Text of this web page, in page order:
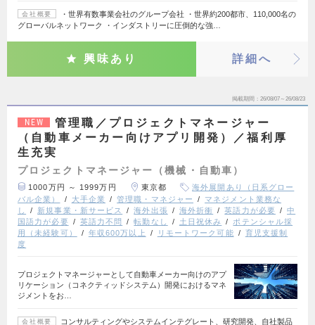
会社概要
・世界有数事業会社のグループ会社 ・世界約200都市、110,000名の
グローバルネットワーク ・インダストリーに圧倒的な強…
興味あり 詳細へ
掲載期間 26/08/07～26/08/23
NEW
管理職／プロジェクトマネージャー
（自動車メーカー向けアプリ開発）／福利厚
生充実
プロジェクトマネージャー（機械・自動車）
1000万円 ～ 1999万円 東京都
海外展開あり（日系グロー
バル企業）
大手企業 管理職・マネジャー
マネジメント業務な
し
新規事業・新サービス 海外出張 海外折衝 英語力が必要
中
国語力が必要
英語力不問 転勤なし 土日祝休み
ポテンシャル採
用（未経験可）
年収600万以上 リモートワーク可能
育児支援制
度
プロジェクトマネージャーとして自動車メーカー向けのアプ
リケーション（コネクティッドシステム）開発におけるマネ
ジメントをお…
会社概要
コンサルティングやシステムインテグレート、研究開発、自社製品